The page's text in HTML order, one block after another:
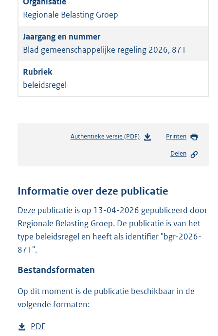
Regionale Belasting Groep
Blad gemeenschappelijke regeling 2026, 871
beleidsregel
Authentieke versie (PDF)b
n
s
g
r
o
:
Printen
Delen
Informatie over deze publicatie
Deze publicatie is op 13-04-2026 gepubliceerd door
Regionale Belasting Groep. De publicatie is van het
type beleidsregel en heeft als identifier "bgr-2026-
871".
Bestandsformaten
Op dit moment is de publicatie beschikbaar in de
volgende formaten:
D
PDF